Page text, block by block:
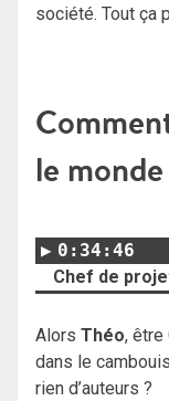
société. Tout ça
le
0:34:46
Chef de
Alors Théo, être
dans le
rien d’auteurs ?